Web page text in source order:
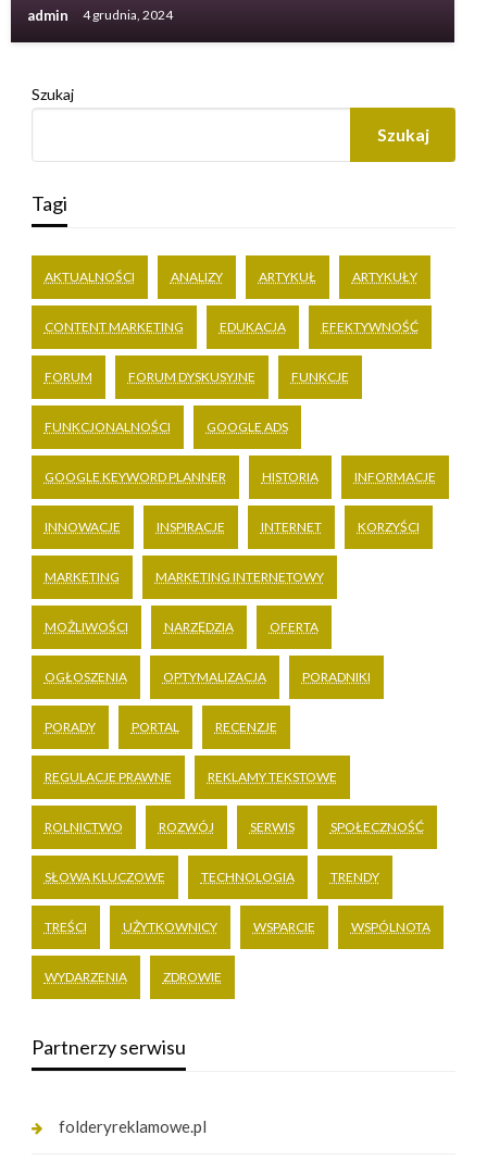
admin 4 grudnia, 2024
Szukaj
Szukaj
Tagi
AKTUALNOŚCI ANALIZY ARTYKUŁ ARTYKUŁY
CONTENT MARKETING EDUKACJA EFEKTYWNOŚĆ
FORUM FORUM DYSKUSYJNE FUNKCJE
FUNKCJONALNOŚCI GOOGLE ADS
GOOGLE KEYWORD PLANNER HISTORIA INFORMACJE
INNOWACJE INSPIRACJE INTERNET KORZYŚCI
MARKETING MARKETING INTERNETOWY
MOŻLIWOŚCI NARZĘDZIA OFERTA
OGŁOSZENIA OPTYMALIZACJA PORADNIKI
PORADY PORTAL RECENZJE
REGULACJE PRAWNE REKLAMY TEKSTOWE
ROLNICTWO ROZWÓJ SERWIS SPOŁECZNOŚĆ
SŁOWA KLUCZOWE TECHNOLOGIA TRENDY
TREŚCI UŻYTKOWNICY WSPARCIE WSPÓLNOTA
WYDARZENIA ZDROWIE
Partnerzy serwisu
folderyreklamowe.pl